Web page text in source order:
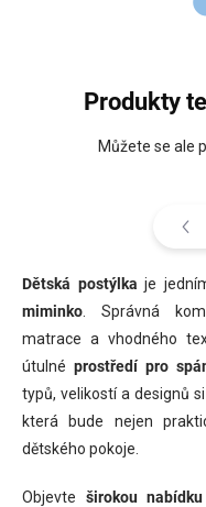
Produkty
Můžete se ale
Dětská postýlka je
miminko . Správná
matrace a vhodného
útulné prostředí pro
typů, velikostí a designů
která bude nejen
dětského pokoje.
Objevte širokou